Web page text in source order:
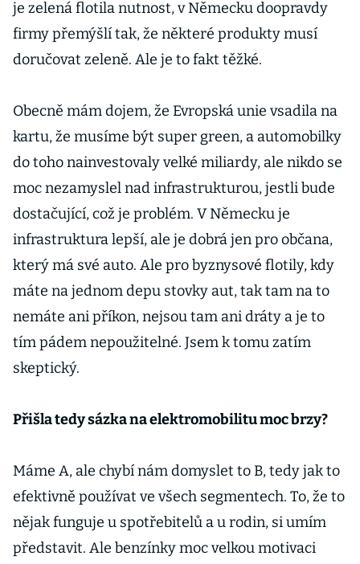
je zelená flotila nutnost, v Německu doopravdy
firmy přemýšlí tak, že některé produkty musí
doručovat zeleně. Ale je to fakt těžké.
Obecně mám dojem, že Evropská unie vsadila na
kartu, že musíme být super green, a automobilky
do toho nainvestovaly velké miliardy, ale nikdo se
moc nezamyslel nad infrastrukturou, jestli bude
dostačující, což je problém. V Německu je
infrastruktura lepší, ale je dobrá jen pro občana,
který má své auto. Ale pro byznysové flotily, kdy
máte na jednom depu stovky aut, tak tam na to
nemáte ani příkon, nejsou tam ani dráty a je to
tím pádem nepoužitelné. Jsem k tomu zatím
skeptický.
Přišla tedy sázka na elektromobilitu moc brzy?
Máme A, ale chybí nám domyslet to B, tedy jak to
efektivně používat ve všech segmentech. To, že to
nějak funguje u spotřebitelů a u rodin, si umím
představit. Ale benzínky moc velkou motivaci